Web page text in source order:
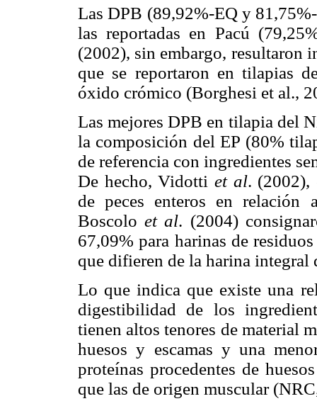
Las DPB (89,92%-EQ y
las reportadas en Pacú
(2002), sin embargo, resultaron
que se reportaron en tilapias
óxido crómico (Borghesi et al.,
Las mejores DPB en tilapia del
la composición del EP (80%
de referencia con ingredientes
De hecho, Vidotti et al. (2002),
de peces enteros en relación
Boscoloet al. (2004)
67,09% para harinas de
que difieren de la harina integral
Lo que indica que existe una
digestibilidad de los
tienen altos tenores de material
huesos y escamas y una
proteínas procedentes de
que las de origen muscular